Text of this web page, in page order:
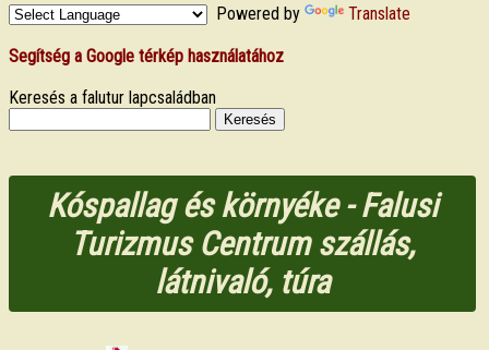
Powered by Translate
Segítség a Google térkép használatához
Keresés a falutur lapcsaládban
Kóspallag és környéke - Falusi
Turizmus Centrum szállás,
látnivaló, túra